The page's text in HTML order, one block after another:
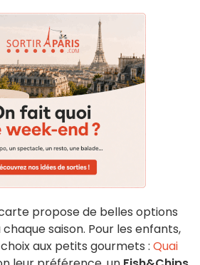
propose de belles options
saison. Pour les enfants,
aux petits gourmets : Quai